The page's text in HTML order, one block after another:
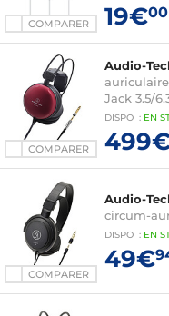
COMPARER 19€00
COMPARER
Audio-
Jack 3.5/
DISPO : EN
COMPARER
Audio-
circum-
DISPO : EN
49€